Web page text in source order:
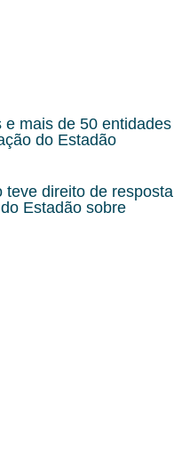
mais de 50 entidades
do Estadão
teve direito de resposta
Estadão sobre